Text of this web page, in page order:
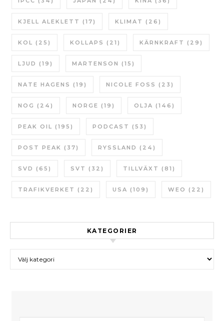
KJELL ALEKLETT (17) KLIMAT (26)
KOL (25) KOLLAPS (21) KÄRNKRAFT (29)
LJUD (19) MARTENSON (15)
NATE HAGENS (19) NICOLE FOSS (23)
NOG (24) NORGE (19) OLJA (146)
PEAK OIL (195) PODCAST (53)
POST PEAK (37) RYSSLAND (24)
SVD (65) SVT (32) TILLVÄXT (81)
TRAFIKVERKET (22) USA (109) WEO (22)
KATEGORIER